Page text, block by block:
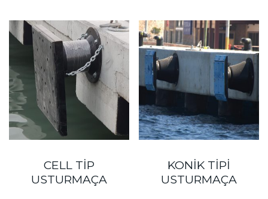
CELL TIP
USTURMAÇA
KONIK TIPI
USTURMAÇA